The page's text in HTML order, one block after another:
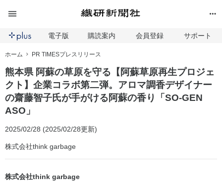
電子版 購読案内 会員登録 サポート
ホーム PR TIMESプレスリリース
熊本県 阿蘇の草原を守る【阿蘇草原再生プロジェ
クト】企業コラボ第二弾。アロマ調香デザイナー
の齋藤智子氏が手がける阿蘇の香り「SO-GEN
ASO」
2025/02/28 (2025/02/28更新)
株式会社think garbage
株式会社think garbage